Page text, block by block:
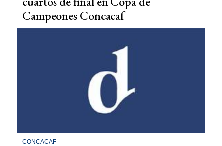
Campeones Concacaf
CONCACAF